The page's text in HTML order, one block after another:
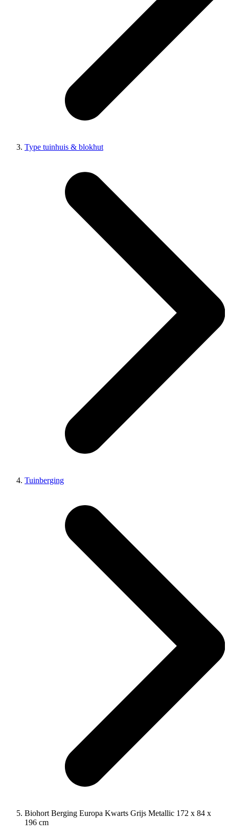
Type tuinhuis & blokhut
Tuinberging
Biohort Berging Europa Kwarts Grijs Metallic 172 x 84 x
196 cm